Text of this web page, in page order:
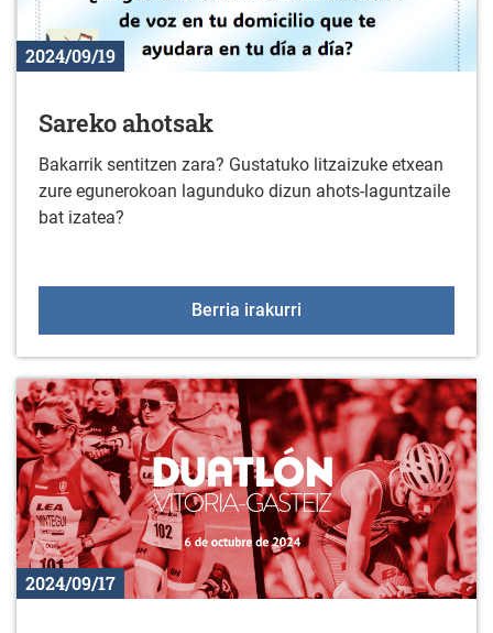
2024/09/19
Sareko ahotsak
Bakarrik sentitzen zara? Gustatuko litzaizuke etxean
zure egunerokoan lagunduko dizun ahots-laguntzaile
bat izatea?
Berria irakurri
2024/09/17